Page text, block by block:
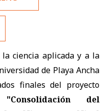
ciencia aplicada y a la
de Playa Ancha
finales del proyecto
"Consolidación del